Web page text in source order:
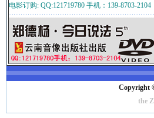
电影订购: QQ:121719780 手机：139-8703-2104
Copyright
the